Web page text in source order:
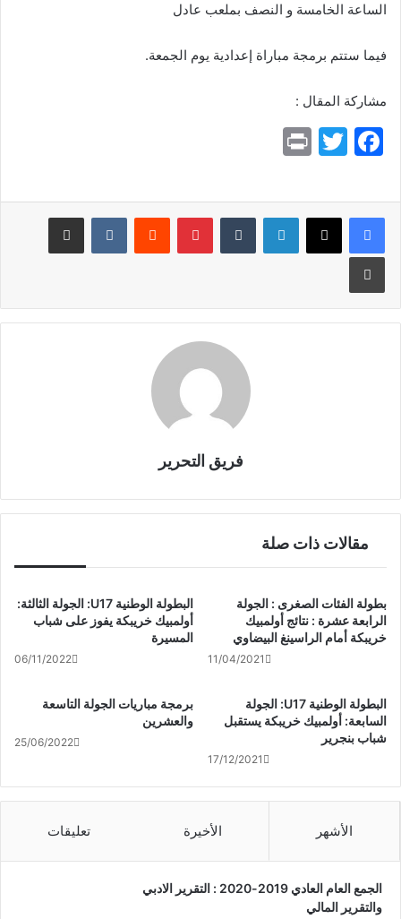
الساعة الخامسة و النصف بملعب عادل
فيما ستتم برمجة مباراة إعدادية يوم الجمعة.
مشاركة المقال :
F
c
e
b
o
o
T
itt
er
t
لينكدإن بينتيريست مشاركة عبر البريد
طباعة
فريق التحرير
مقالات ذات صلة
البطولة الوطنية U17: الجولة الثالثة:
أولمبيك خريبكة يفوز على شباب
المسيرة
06/11/2022
بطولة الفئات الصغرى : الجولة
الرابعة عشرة : نتائج أولمبيك
خريبكة أمام الراسينغ البيضاوي
11/04/2021
برمجة مباريات الجولة التاسعة
والعشرين
25/06/2022
البطولة الوطنية U17: الجولة
السابعة: أولمبيك خريبكة يستقبل
شباب بنجرير
17/12/2021
الأشهر الأخيرة تعليقات
الجمع العام العادي 2019-2020 : التقرير الادبي
والتقرير المالي